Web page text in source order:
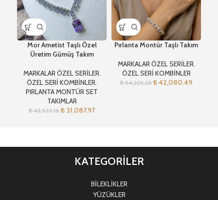
Mor Ametist Taşlı Özel
Üretim Gümüş Takım
MARKALAR ÖZEL SERİLER,
ÖZEL SERİ KOMBİNLER,
PIRLANTA MONTÜR SET
TAKIMLAR
₺43,523.16 ₺ 31,087.97
Pırlanta Montür Taşlı Takım
MARKALAR ÖZEL SERİLER,
ÖZEL SERİ KOMBİNLER
₺54,301.28 ₺42,080.49
KATEGORİLER
BİLEKLİKLER
YÜZÜKLER